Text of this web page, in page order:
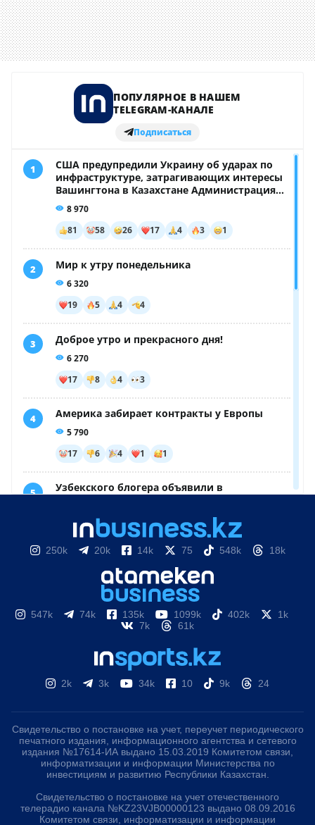
250k 20k 14k 75 548k 18k
547k 74k 135k 1099k 402k
1k
7k
61k
2k 3k 34k 10 9k 24
Свидетельство о постановке на учет, переучет периодического
печатного издания, информационного агентства и сетевого
издания №17614-ИА выдано 15.03.2019 Комитетом связи,
информатизации и информации Министерства по
инвестициям и развитию Республики Казахстан.
Свидетельство о постановке на учет отечественного
телерадио канала №KZ23VJB00000123 выдано 08.09.2016
Комитетом связи, информатизации и информации